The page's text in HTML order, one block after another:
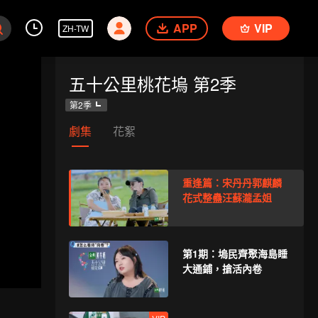
ZH-TW APP VIP
五十公里桃花塢 第2季
第2季
劇集 花絮
重逢篇：宋丹丹郭麒麟
花式整蠱汪蘇瀧孟姐
第1期：塢民齊聚海島睡
大通鋪，搶活內卷